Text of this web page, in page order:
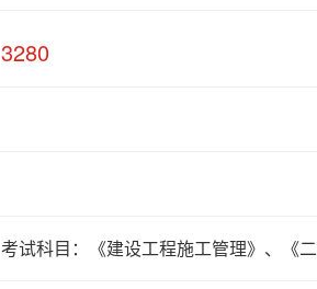
3280
考试科目：《建设工程施工管理》、《